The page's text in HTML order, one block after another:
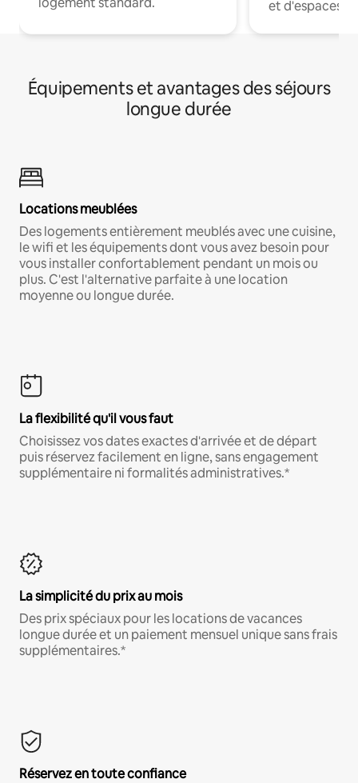
et d'espaces
Équipements et avantages des séjours
longue durée
Locations meublées
Des logements entièrement meublés avec une cuisine,
le wifi et les équipements dont vous avez besoin pour
vous installer confortablement pendant un mois ou
plus. C'est l'alternative parfaite à une location
moyenne ou longue durée.
La flexibilité qu'il vous faut
Choisissez vos dates exactes d'arrivée et de départ
puis réservez facilement en ligne, sans engagement
supplémentaire ni formalités administratives.*
La simplicité du prix au mois
Des prix spéciaux pour les locations de vacances
longue durée et un paiement mensuel unique sans frais
supplémentaires.*
Réservez en toute confiance